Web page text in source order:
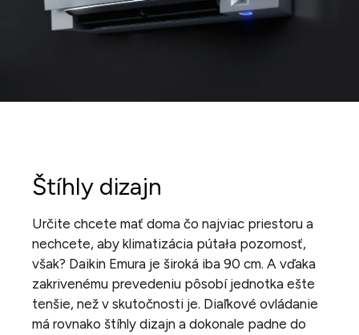
Štíhly dizajn
Určite chcete mať doma čo najviac priestoru a
nechcete, aby klimatizácia pútała pozornosť,
však? Daikin Emura je široká iba 90 cm. A vďaka
zakrivenému prevedeniu pôsobí jednotka ešte
tenšie, než v skutočnosti je. Diaľkové ovládanie
má rovnako štíhly dizajn a dokonale padne do